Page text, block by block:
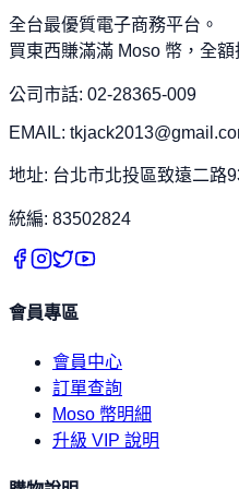
全台最優質電子商務平台。
買東西賺滿滿 Moso 幣，全
公司市話: 02-28365-009
EMAIL:
地址: 台北市北投區致遠二路
統編: 83502824
會員專區
會員中心
訂單查詢
Moso 幣明細
升級 VIP 說明